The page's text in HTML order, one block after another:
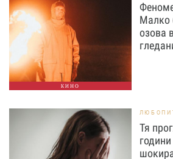
КИНО
Малко
озова
Тя